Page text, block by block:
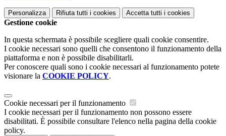
Personalizza Rifiuta tutti i cookies Accetta tutti i cookies
Gestione cookie
In questa schermata è possibile scegliere quali cookie consentire.
I cookie necessari sono quelli che consentono il funzionamento della
piattaforma e non è possibile disabilitarli.
Per conoscere quali sono i cookie necessari al funzionamento potete
visionare la COOKIE POLICY.
Cookie necessari per il funzionamento
I cookie necessari per il funzionamento non possono essere
disabilitati. È possibile consultare l'elenco nella pagina della cookie
policy.